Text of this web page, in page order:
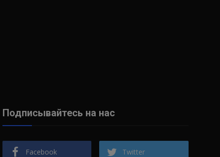
Подписывайтесь на нас
Facebook Twitter